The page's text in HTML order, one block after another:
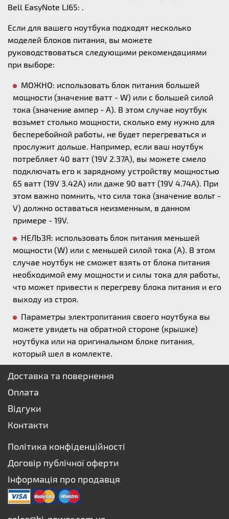
Bell EasyNote LJ65: .
Если для вашего ноутбука подходят несколько
моделей блоков питания, вы можете
руководствоваться следующими рекомендациями
при выборе:
МОЖНО: использовать блок питания большей
мощности (значение ватт - W) или с большей силой
тока (значение ампер - А). В этом случае ноутбук
возьмет столько мощности, сколько ему нужно для
бесперебойной работы, не будет перегреваться и
прослужит дольше. Например, если ваш ноутбук
потребляет 40 ватт (19V 2.37A), вы можете смело
подключать его к зарядному устройству мощностью
65 ватт (19V 3.42A) или даже 90 ватт (19V 4.74A). При
этом важно помнить, что сила тока (значение вольт -
V) должно оставаться неизменным, в данном
примере - 19V.
НЕЛЬЗЯ: использовать блок питания меньшей
мощности (W) или с меньшей силой тока (А). В этом
случае ноутбук не сможет взять от блока питания
необходимой ему мощности и силы тока для работы,
что может привести к перегреву блока питания и его
выходу из строя.
Параметры электропитания своего ноутбука вы
можете увидеть на обратной стороне (крышке)
ноутбука или на оригинальном блоке питания,
который шел в комлекте.
Доставка та повернення
Оплата
Відгуки
Контакти
Політика конфіденційності
Договір публічної оферти
Інформація про продавця